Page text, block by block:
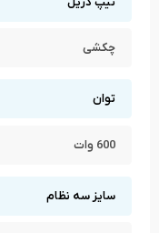
تراز بنایی
متر نواری
دسته کمکی
چکشی
توان
600 وات
سایز سه نظام